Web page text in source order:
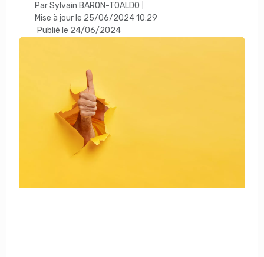
Par Sylvain BARON-TOALDO
Mise à jour le 25/06/2024 10:29
Publié le 24/06/2024